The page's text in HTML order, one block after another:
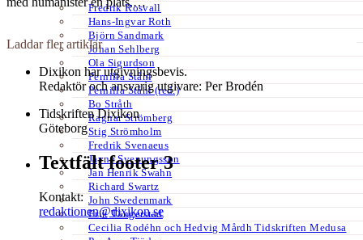
Fredrik Rosvall
Hans-Ingvar Roth
Björn Sandmark
Johan Sehlberg
Ola Sigurdson
Pernilla Ståhl
Pernilla Ståhl (red.)
Bo Stråth
Ragnar Strömberg
Stig Strömholm
Fredrik Svenaeus
Jayne Svenungsson
Jan Henrik Swahn
Richard Swartz
John Swedenmark
Erik Tängerstad
Cecilia Rodéhn och Hedvig Mårdh Tidskriften Medusa
Laddar fler artiklar
Dixikon har utgivningsbevis.
Redaktör och ansvarig utgivare: Per Brodén
Tidskriften Dixikon
Göteborg
Textfält footer 3
Kontakt:
redaktionen@dixikon.se